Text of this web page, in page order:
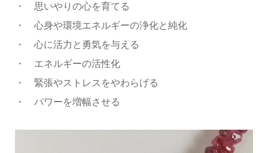
・ 思いやりの心を育てる
・ 心身や環境エネルギーの浄化と純化
・ 心に活力と勇気を与える
・ エネルギーの活性化
・ 緊張やストレスをやわらげる
・ パワーを増幅させる